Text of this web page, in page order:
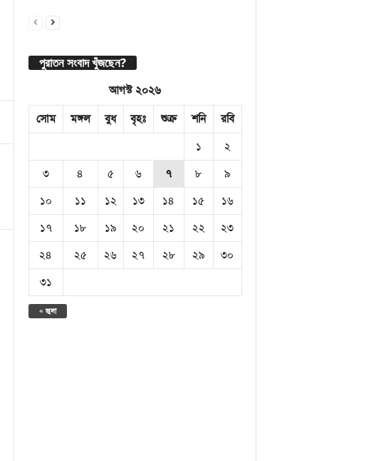
পুরাতন সংবাদ খুঁজছেন?
আগস্ট ২০২৬
সোম
মঙ্গল বুধ বৃহঃ শুক্র শনি রবি
« জুলা
১
২
৩
৪ ৫ ৬ ৭ ৮
৯
১০
১১ ১২ ১৩ ১৪ ১৫
১৬
১৭
১৮ ১৯ ২০ ২১ ২২
২৩
২৪
২৫ ২৬ ২৭ ২৮ ২৯
৩০
৩১